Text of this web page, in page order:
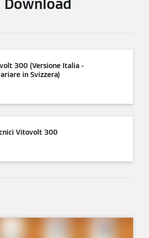
Download
300 (Versione Italia -
in Svizzera)
Vitovolt 300